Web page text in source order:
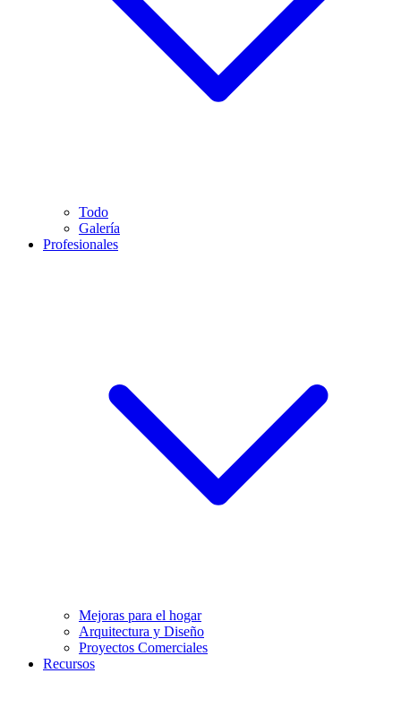
Todo
Galería
Profesionales
Mejoras para el hogar
Arquitectura y Diseño
Proyectos Comerciales
Recursos